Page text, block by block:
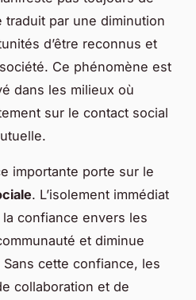
par une diminution
d’être reconnus et
Ce phénomène est
dans les milieux où
sur le contact social
importante porte sur le
. L’isolement immédiat
confiance envers les
et diminue
Sans cette confiance, les
collaboration et de